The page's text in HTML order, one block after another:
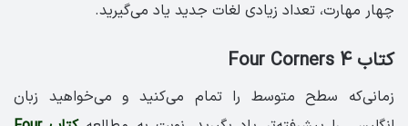
چهار مهارت، تعداد زیادی لغات جدید یاد می‌گیرید.
کتاب Four Corners 4
زمانی‌که سطح متوسط را تمام می‌کنید و می‌خواهید زبان